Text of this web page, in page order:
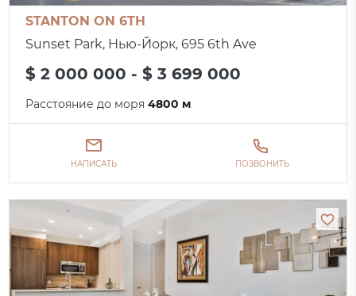
STANTON ON 6TH
Sunset Park, Нью-Йорк, 695 6th Ave
$ 2 000 000 - $ 3 699 000
Расстояние до моря4800 м
НАПИСАТЬ ПОЗВОНИТЬ